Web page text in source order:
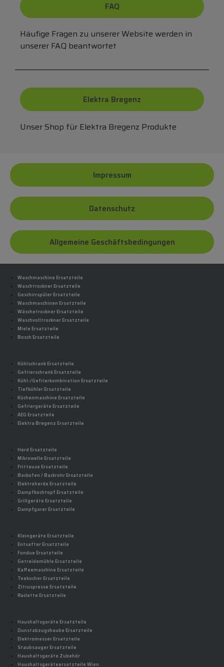
FAQ
Häufige Fragen zu unserer Website werden in
unserer FAQ beantwortet
Elektra Bregenz
Unser Shop für Elektra Bregenz Produkte
Impressum
Datenschutz
Allgemeine Geschäftsbedingungen
Waschmaschine Ersatzteile
Waschtrockner Ersatzteile
Geschirrspüler Ersatzteile
Waschmaschinen Ersatzteile
Wäschetrockner Ersatzteile
Waschvolltrockner Ersatzteile
Miele Ersatzteile
Bosch Ersatzteile
Kühlschrank Ersatzteile
Gefrierschrank Ersatzteile
Kühl-/Gefrierkombination Ersatzteile
Tiefkühler Ersatzteile
Küchenmaschine Ersatzteile
Gefriergeräte Ersatzteile
AEG Ersatzteile
Elektra Bregenz Ersatzteile
Herd Ersatzteile
Mikrowelle Ersatzteile
Fritteuse Ersatzteile
Backofen / Backrohr Ersatzteile
Elektroherde Ersatzteile
Dampfkochtopf Ersatzteile
Grillgeräte Ersatzteile
Dampfgarer Ersatzteile
Kleingeräte Ersatzteile
Entsafter Ersatzteile
Fondue Ersatzteile
Getreidemühle Ersatzteile
Kaffeemaschine Ersatzteile
Teekocher Ersatzteile
Zitruspresse Ersatzteile
Raclette Ersatzteile
Haushaltsgeräte Ersatzteile
Dunstabzugshaube Ersatzteile
Elektromesser Ersatzteile
Staubsauger Ersatzteile
Haushaltsgeräte Zubehör
Haushaltsgeräteersatzteile Wien